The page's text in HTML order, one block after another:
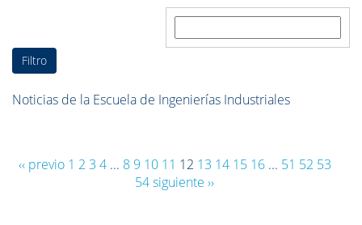
Noticias de la Escuela de Ingenierías Industriales
‹‹ previo 1 2 3 4... 8 9 10 11 12 13 14 15 16... 51 52 53
54siguiente ››